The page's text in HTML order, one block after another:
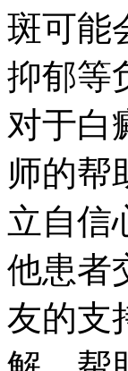
斑可能
抑郁等
对于白
师的帮
立自信
他患者
友的支